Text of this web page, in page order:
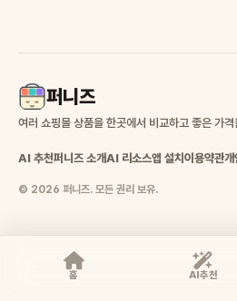
퍼니즈
여러 쇼핑몰 상품을 한곳에서 비교하고 좋은 가
AI 추천퍼니즈 소개AI 리소스앱 설치 이용약관개
© 2026 퍼니즈. 모든 권리 보유.
홈 AI추천